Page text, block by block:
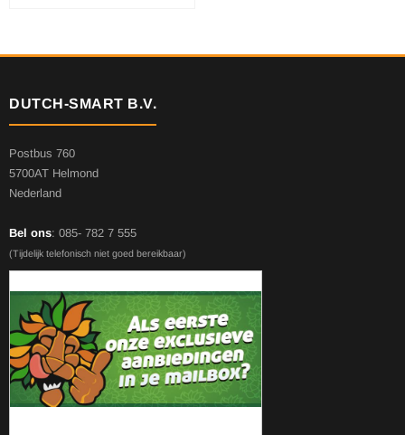
DUTCH-SMART B.V.
Postbus 760
5700AT Helmond
Nederland
Bel ons: 085- 782 7 555
(Tijdelijk telefonisch niet goed bereikbaar)